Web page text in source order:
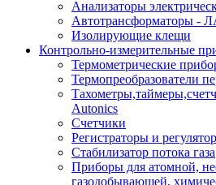
Анализаторы
Автотрансформаторы -
Изолирующие клещи
Контрольно-измерительные
Термометрические
Термопреобразователи
Autonics
Счетчики
Регистраторы и
Стабилизатор потока газа
Приборы для атомной,
газодобывающей,